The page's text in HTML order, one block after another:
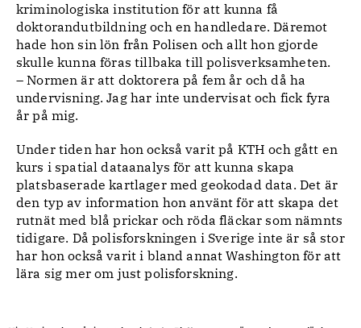
kriminologiska institution för att kunna få
doktorandutbildning och en handledare. Däremot
hade hon sin lön från Polisen och allt hon gjorde
skulle kunna föras tillbaka till polisverksamheten.
– Normen är att doktorera på fem år och då ha
undervisning. Jag har inte undervisat och fick fyra
år på mig.
Under tiden har hon också varit på KTH och gått en
kurs i spatial dataanalys för att kunna skapa
platsbaserade kartlager med geokodad data. Det är
den typ av information hon använt för att skapa det
rutnät med blå prickar och röda fläckar som nämnts
tidigare. Då polisforskningen i Sverige inte är så stor
har hon också varit i bland annat Washington för att
lära sig mer om just polisforskning.